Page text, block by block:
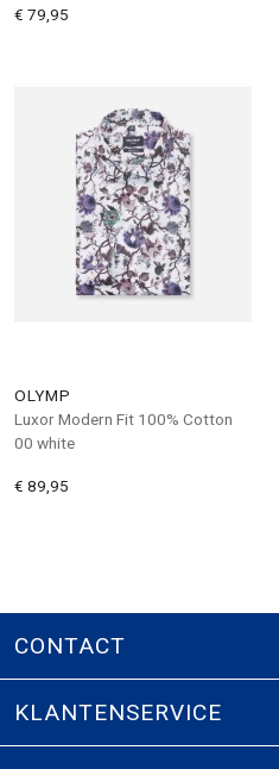
€ 79,95
OLYMP
Luxor Modern Fit 100% Cotton
00 white
€ 89,95
CONTACT
KLANTENSERVICE